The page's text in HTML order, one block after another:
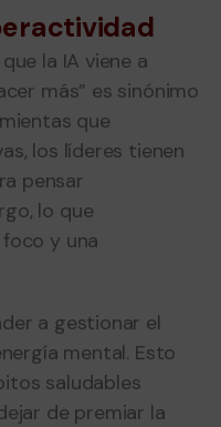
la IA viene a
más” es sinónimo
que
los líderes tienen
pensar
lo que
y una
a gestionar el
mental. Esto
saludables
de premiar la